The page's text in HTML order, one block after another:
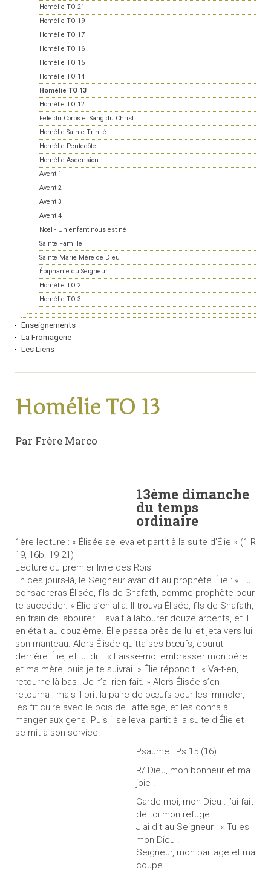
Homélie TO 21
Homélie TO 19
Homélie TO 17
Homélie TO 16
Homélie TO 15
Homélie TO 14
Homélie TO 13
Homélie TO 12
Fête du Corps et Sang du Christ
Homélie Sainte Trinité
Homélie Pentecôte
Homélie Ascension
Avent 1
Avent 2
Avent 3
Avent 4
Noël - Un enfant nous est né
Sainte Famille
Sainte Marie Mère de Dieu
Épiphanie du Seigneur
Homélie TO 2
Homélie TO 3
Enseignements
La Fromagerie
Les Liens
Homélie TO 13
Par Frère Marco
13ème dimanche
du temps
ordinaire
1ère lecture : « Élisée se leva et partit à la suite d’Élie » (1 R
19, 16b. 19-21)
Lecture du premier livre des Rois
En ces jours-là, le Seigneur avait dit au prophète Élie : « Tu
consacreras Élisée, fils de Shafath, comme prophète pour
te succéder. » Élie s’en alla. Il trouva Élisée, fils de Shafath,
en train de labourer. Il avait à labourer douze arpents, et il
en était au douzième. Élie passa près de lui et jeta vers lui
son manteau. Alors Élisée quitta ses bœufs, courut
derrière Élie, et lui dit : « Laisse-moi embrasser mon père
et ma mère, puis je te suivrai. » Élie répondit : « Va-t-en,
retourne là-bas ! Je n’ai rien fait. » Alors Élisée s’en
retourna ; mais il prit la paire de bœufs pour les immoler,
les fit cuire avec le bois de l’attelage, et les donna à
manger aux gens. Puis il se leva, partit à la suite d’Élie et
se mit à son service.
Psaume : Ps 15 (16)
R/ Dieu, mon bonheur et ma
joie !
Garde-moi, mon Dieu : j’ai fait
de toi mon refuge.
J’ai dit au Seigneur : « Tu es
mon Dieu !
Seigneur, mon partage et ma
coupe :